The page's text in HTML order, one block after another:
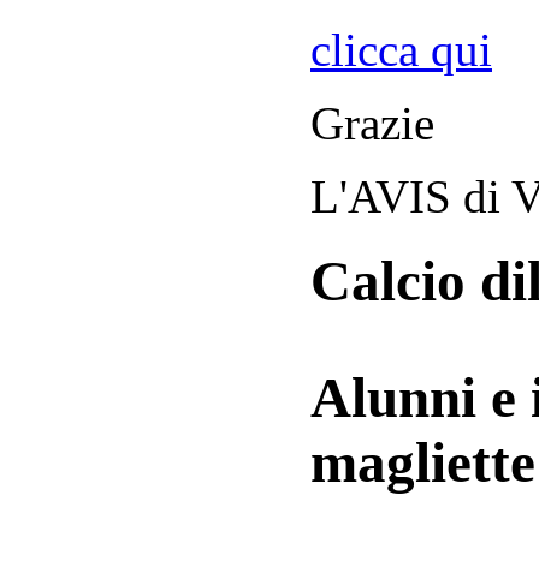
clicca qui
Grazie
L'AVIS di
Calcio
Alunni e